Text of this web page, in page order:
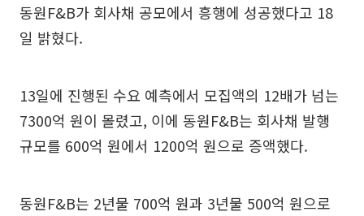
동원F&B가 회사채 공모에서 흥행에 성공했다고 18
일 밝혔다.
13일에 진행된 수요 예측에서 모집액의 12배가 넘는
7300억 원이 몰렸고, 이에 동원F&B는 회사채 발행
규모를 600억 원에서 1200억 원으로 증액했다.
동원F&B는 2년물 700억 원과 3년물 500억 원으로